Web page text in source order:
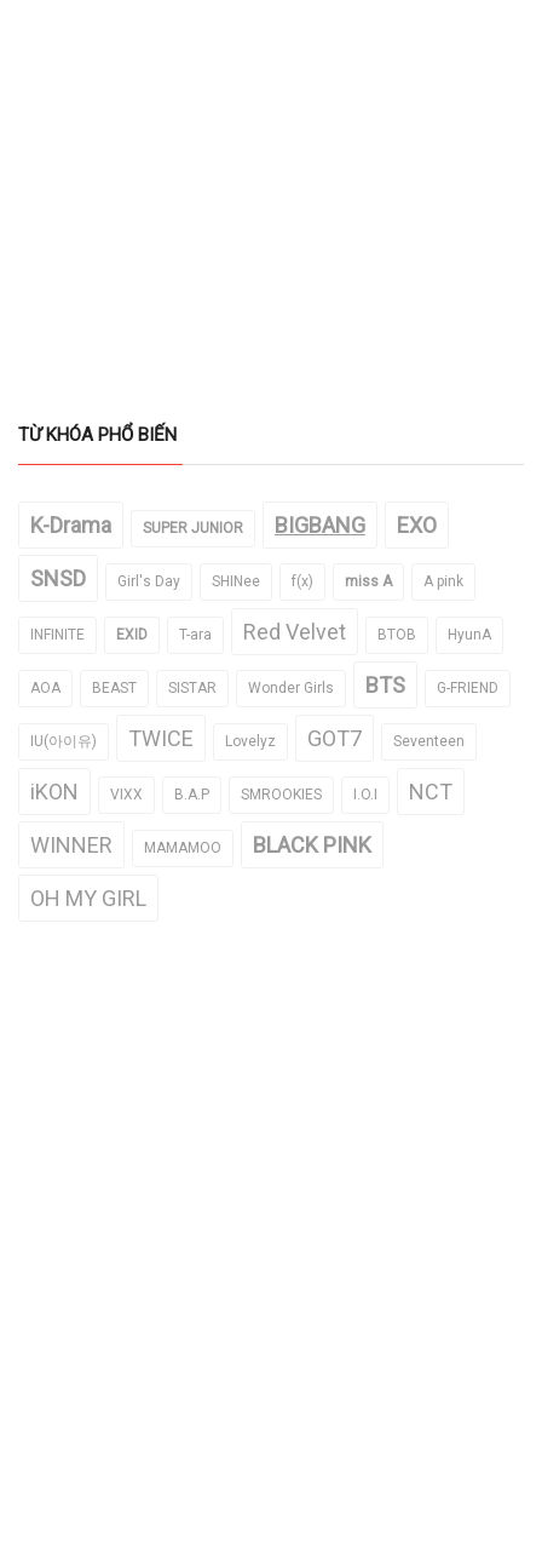
TỪ KHÓA PHỔ BIẾN
K-Drama SUPER JUNIOR BIGBANG EXO
SNSD Girl's Day SHINee f(x) miss A A pink
INFINITE EXID T-ara Red Velvet BTOB HyunA
AOA BEAST SISTAR Wonder Girls BTS G-FRIEND
IU(아이유) TWICE Lovelyz GOT7 Seventeen
iKON VIXX B.A.P SMROOKIES I.O.I NCT
WINNER MAMAMOO BLACK PINK
OH MY GIRL